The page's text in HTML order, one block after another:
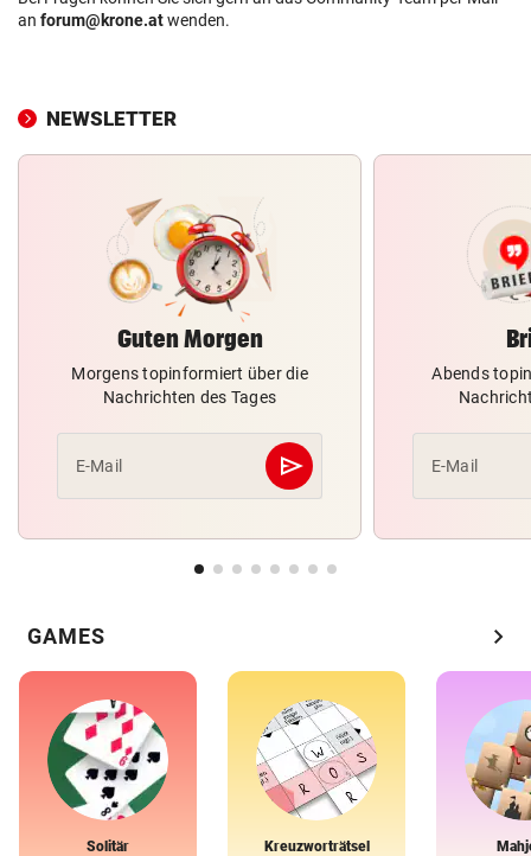
an forum@krone.atwenden.
NEWSLETTER
Guten Morgen
Morgens topinformiert über die
Nachrichten des Tages
E-Mail send
Abschicken
Abends
E-Mail
GAMES chevron_right
Solitär Kreuzworträtsel